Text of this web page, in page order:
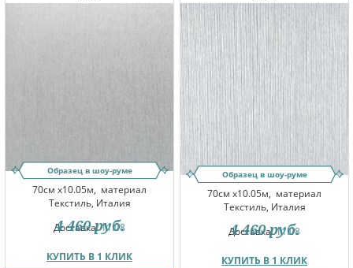
Образец в шоу-руме
70см x10.05м, материал
Текстиль, Италия
Доставка:11.08
КУПИТЬ В 1 КЛИК
4 460 руб.
Образец в шоу-руме
70см x10.05м, материал
Текстиль, Италия
Доставка:11.08
КУПИТЬ В 1 КЛИК
4 460 руб.